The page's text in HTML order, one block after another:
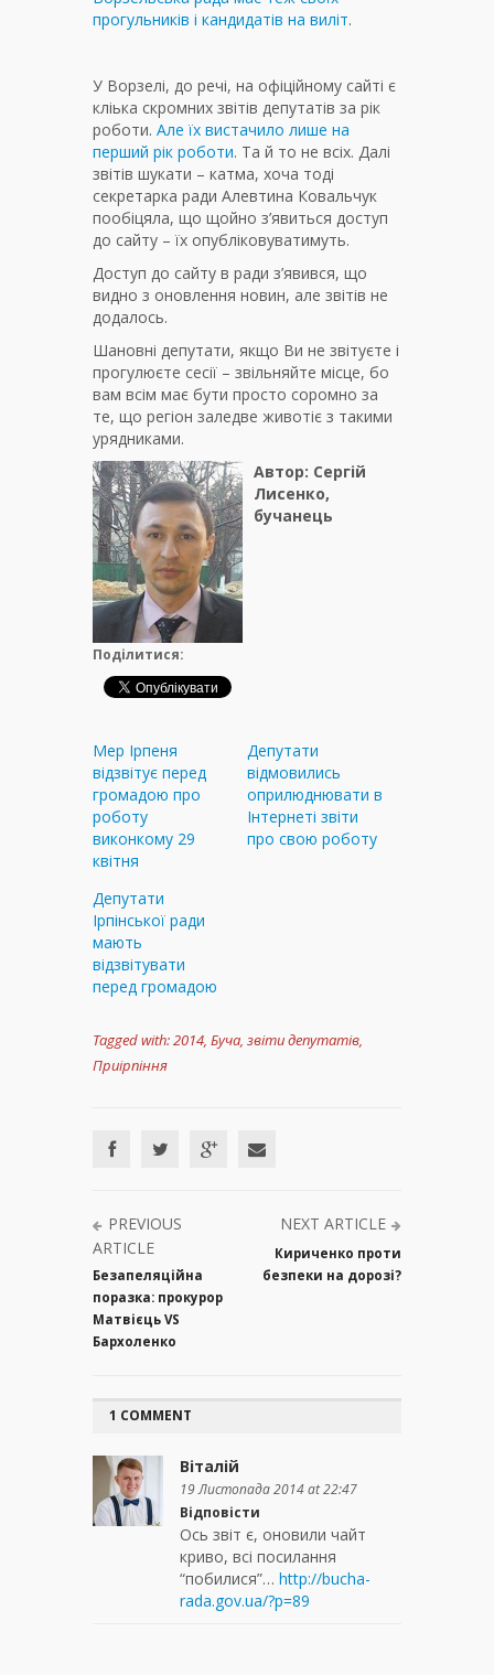
прогульників і кандидатів на виліт.
У Ворзелі, до речі, на офіційному сайті є
кліька скромних звітів депутатів за рік
роботи. Але їх вистачило лише на
перший рік роботи. Та й то не всіх. Далі
звітів шукати – катма, хоча тоді
секретарка ради Алевтина Ковальчук
пообіцяла, що щойно з’явиться доступ
до сайту – їх опубліковуватимуть.
Доступ до сайту в ради з’явився, що
видно з оновлення новин, але звітів не
додалось.
Шановні депутати, якщо Ви не звітуєте і
прогулюєте сесії – звільняйте місце, бо
вам всім має бути просто соромно за
те, що регіон заледве животіє з такими
урядниками.
Автор: Сергій
Лисенко,
бучанець
Поділитися:
Мер Ірпеня
відзвітує перед
громадою про
роботу
виконкому 29
квітня
Депутати
відмовились
оприлюднювати в
Інтернеті звіти
про свою роботу
Депутати
Ірпінської ради
мають
відзвітувати
перед громадою
Tagged with:2014, Буча, звіти депутатів,
Приірпіння
PREVIOUS
ARTICLE
Безапеляційна
поразка: прокурор
Матвієць VS
Бархоленко
NEXT ARTICLE
Кириченко проти
безпеки на дорозі?
1 COMMENT
Віталій
19 Листопада 2014 at 22:47
Відповісти
Ось звіт є, оновили чайт
криво, всі посилання
“побилися”… http://bucha-
rada.gov.ua/?p=89